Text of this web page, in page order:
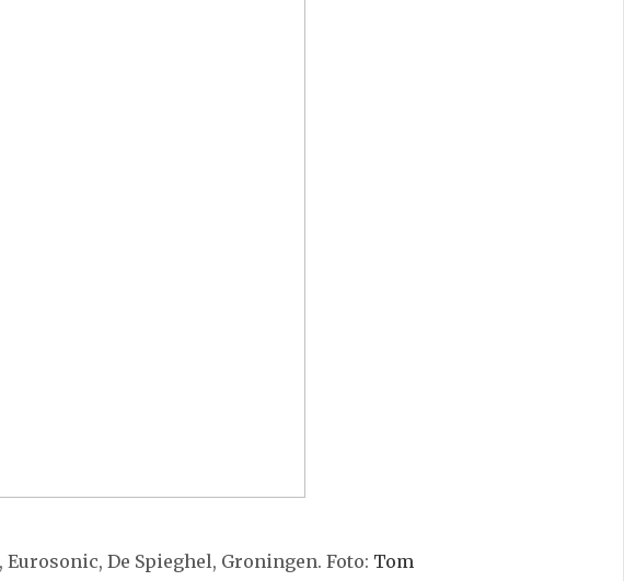
De Spieghel, Groningen. Foto: Tom